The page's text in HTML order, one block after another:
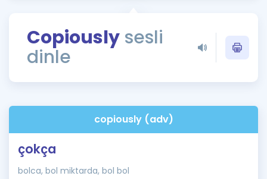
Rehberlik Aracı
ÖSYM Sınav Takvimi
İngilizce Gramer
Copiously sesli
dinle
copiously (adv)
çokça
bolca, bol miktarda, bol bol